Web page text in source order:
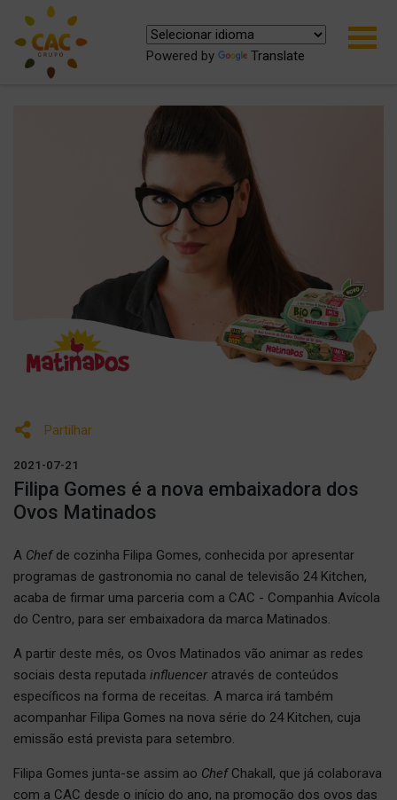
Powered by Translate
Partilhar
2021-07-21
Filipa Gomes é a nova embaixadora dos
Ovos Matinados
A Chefde cozinha Filipa Gomes, conhecida por apresentar
programas de gastronomia no canal de televisão 24 Kitchen,
acaba de firmar uma parceria com a CAC - Companhia Avícola
do Centro, para ser embaixadora da marca Matinados.
A partir deste mês, os Ovos Matinados vão animar as redes
sociais desta reputada influencer através de conteúdos
específicos na forma de receitas. A marca irá também
acompanhar Filipa Gomes na nova série do 24 Kitchen, cuja
emissão está prevista para setembro.
Filipa Gomes junta-se assim ao ChefChakall, que já colaborava
com a CAC desde o início do ano, na promoção dos ovos das